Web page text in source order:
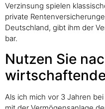
Verzinsung spielen
private
Deutschland, gibt ihm der
bar.
Nutzen Sie
Als ich mich vor 3 Jahren